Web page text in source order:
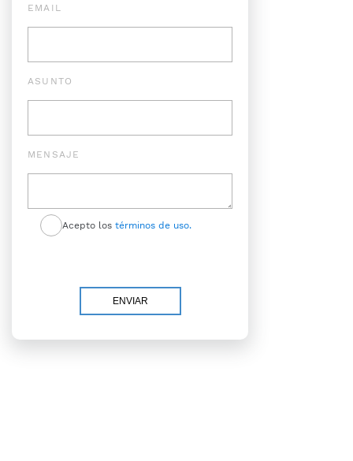
EMAIL
ASUNTO
MENSAJE
Acepto los términos de uso.